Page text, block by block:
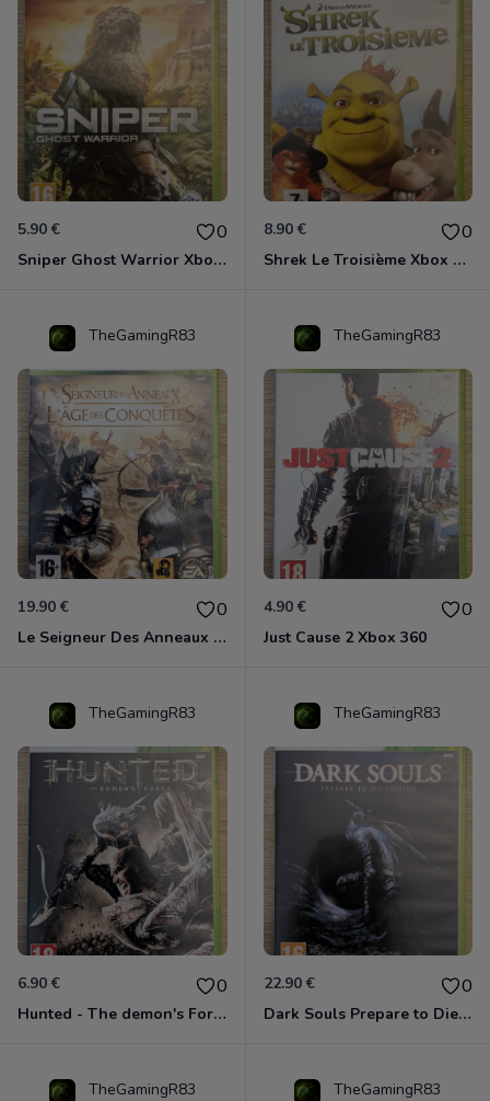
5.90 € 0
Sniper Ghost Warrior Xbox 360
8.90 € 0
Shrek Le Troisième Xbox 360
TheGamingR83
19.90 € 0
Le Seigneur Des Anneaux - L'âge Des Conquêtes Xbox 360
TheGamingR83
4.90 € 0
Just Cause 2 Xbox 360
TheGamingR83
6.90 € 0
Hunted - The demon's Forge Xbox 360 (Complet CIB)
TheGamingR83
22.90 € 0
Dark Souls Prepare to Die Edition XBOX 360
TheGamingR83 TheGamingR83